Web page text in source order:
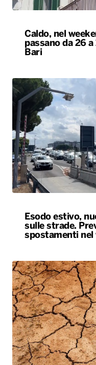
Caldo, nel
passano da 26
Bari
Esodo estivo,
sulle strade.
spostamenti nel